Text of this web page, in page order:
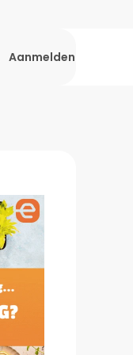
Aanmelden